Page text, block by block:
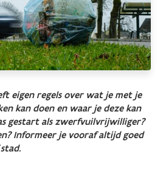
eigen regels over wat je met je
kan doen en waar je deze kan
gestart als zwerfvuilvrijwilliger?
Informeer je vooraf altijd goed